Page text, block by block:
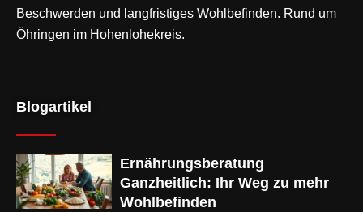
Beschwerden und langfristiges Wohlbefinden. Rund um
Öhringen im Hohenlohekreis.
Blogartikel
Ernährungsberatung
Ganzheitlich: Ihr Weg zu mehr
Wohlbefinden